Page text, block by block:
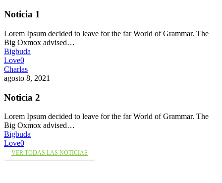
Noticia 1
Lorem Ipsum decided to leave for the far World of Grammar. The
Big Oxmox advised…
Bigbuda
Love0
Charlas
agosto 8, 2021
Noticia 2
Lorem Ipsum decided to leave for the far World of Grammar. The
Big Oxmox advised…
Bigbuda
Love0
VER TODAS LAS NOTICIAS